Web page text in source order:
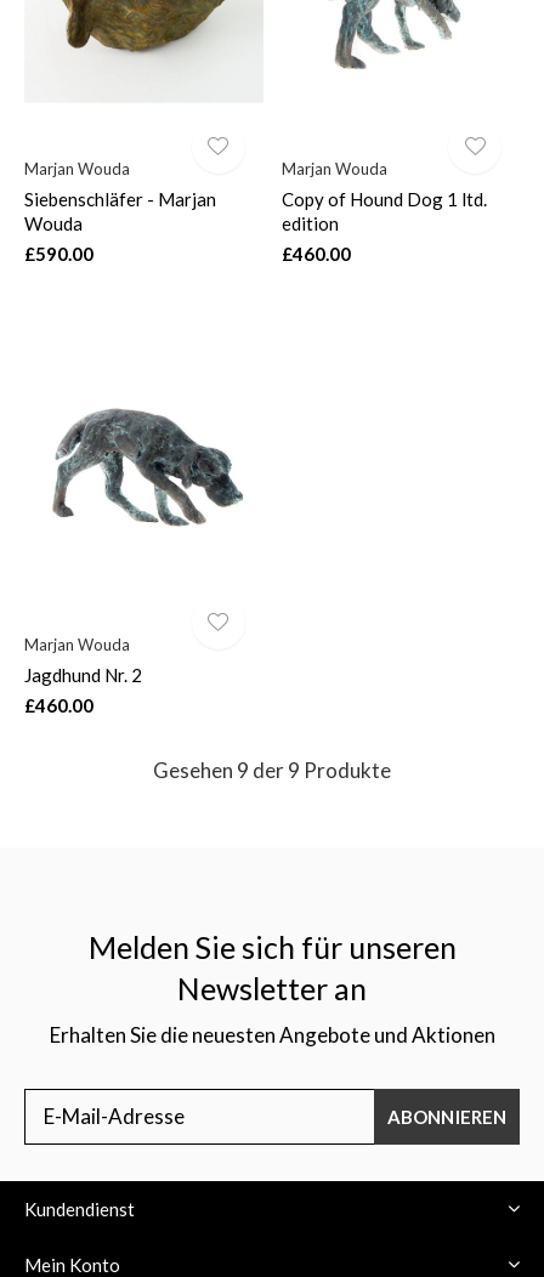
Marjan Wouda
Siebenschläfer - Marjan
Wouda
£590.00
Marjan Wouda
Copy of Hound Dog 1 ltd.
edition
£460.00
Marjan Wouda
Jagdhund Nr. 2
£460.00
Gesehen 9 der 9 Produkte
Melden Sie sich für unseren
Newsletter an
Erhalten Sie die neuesten Angebote und Aktionen
ABONNIEREN
Kundendienst
Mein Konto